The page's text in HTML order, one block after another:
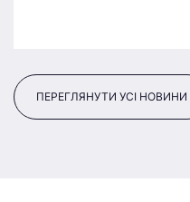
ПЕРЕГЛЯНУТИ УСІ НОВИНИ